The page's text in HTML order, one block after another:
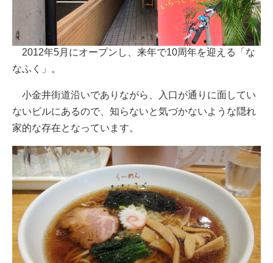
2012年5月にオープンし、来年で10周年を迎える「な
なふく」。
小金井街道沿いでありながら、入口が通りに面してい
ないビルにあるので、知らないと気づかないような隠れ
家的な存在となっています。